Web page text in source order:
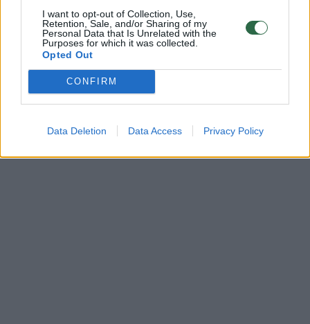
I want to opt-out of Collection, Use,
Retention, Sale, and/or Sharing of my
Personal Data that Is Unrelated with the
Purposes for which it was collected.
Opted Out
CONFIRM
Data Deletion Data Access Privacy Policy